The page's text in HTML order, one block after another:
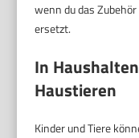
wenn du das
ersetzt.
In
Haustieren
Kinder und Tiere